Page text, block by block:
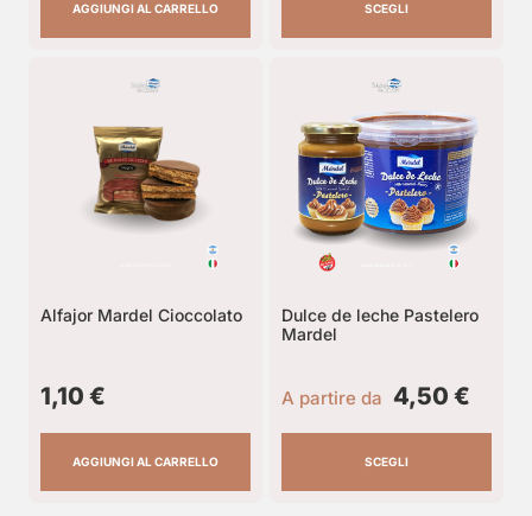
AGGIUNGI AL CARRELLO SCEGLI
Alfajor Mardel Cioccolato
1,10 €
AGGIUNGI AL CARRELLO
Dulce de leche Pastelero
Mardel
A partire da 4,50 €
SCEGLI